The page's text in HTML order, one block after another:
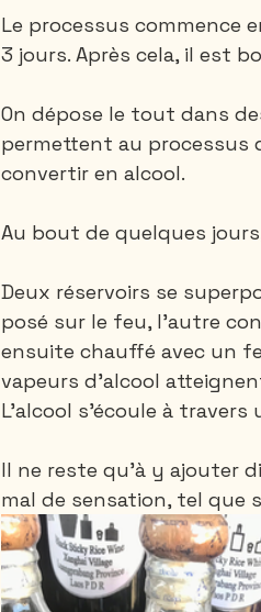
Le processus commence
3 jours. Après cela, il est
On dépose le tout dans
permettent au processus
convertir en alcool.
Au bout de quelques
Deux réservoirs se
posé sur le feu, l’autre
ensuite chauffé avec un
vapeurs d’alcool
L’alcool s’écoule à
Il ne reste qu'à y ajouter
mal de sensation, tel que